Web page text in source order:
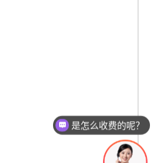
是怎么收费的呢？